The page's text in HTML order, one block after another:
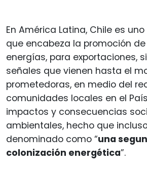
En América Latina, Chile es
que encabeza la promoción
energías, para exportaciones,
señales que vienen hasta el
prometedoras, en medio del
comunidades locales en el
impactos y consecuencias
ambientales, hecho que
denominado como “una
colonización energética”.